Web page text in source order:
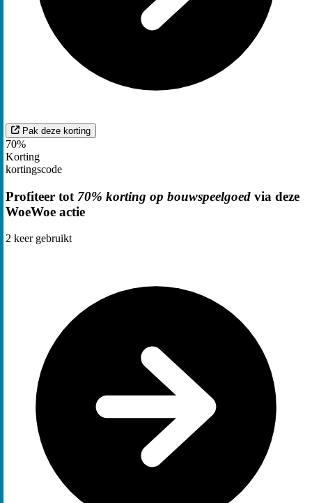
Pak deze korting
70%
Korting
kortingscode
Profiteer tot 70% korting op bouwspeelgoed via deze
WoeWoe actie
2 keer gebruikt